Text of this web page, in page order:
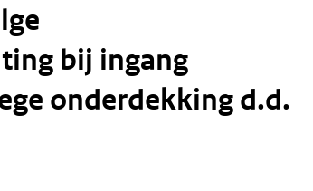
bij ingang
onderdekking d.d.